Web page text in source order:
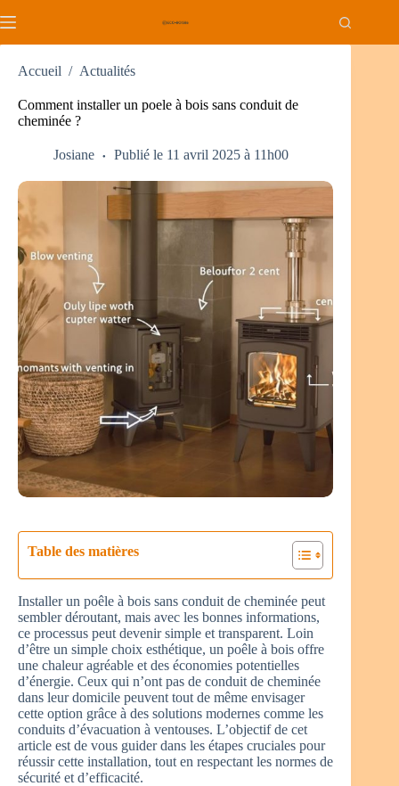
au
Accueil / Actualités
Comment installer un poele à bois sans conduit de
cheminée ?
Josiane Publié le 11 avril 2025 à 11h00
Table des matières
Installer un poêle à bois sans conduit de cheminée peut
sembler déroutant, mais avec les bonnes informations,
ce processus peut devenir simple et transparent. Loin
d’être un simple choix esthétique, un poêle à bois offre
une chaleur agréable et des économies potentielles
d’énergie. Ceux qui n’ont pas de conduit de cheminée
dans leur domicile peuvent tout de même envisager
cette option grâce à des solutions modernes comme les
conduits d’évacuation à ventouses. L’objectif de cet
article est de vous guider dans les étapes cruciales pour
réussir cette installation, tout en respectant les normes de
sécurité et d’efficacité.